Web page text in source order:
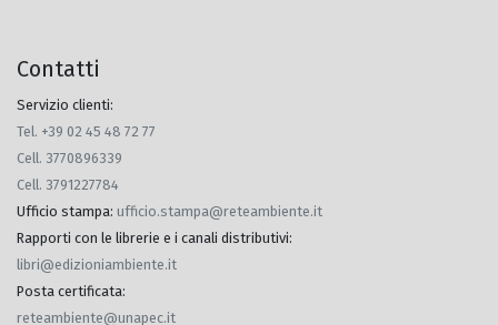
Contatti
Servizio clienti:
Tel. +39 02 45 48 72 77
Cell. 3770896339
Cell. 3791227784
Ufficio stampa: ufficio.stampa@reteambiente.it
Rapporti con le librerie e i canali distributivi:
libri@edizioniambiente.it
Posta certificata:
reteambiente@unapec.it